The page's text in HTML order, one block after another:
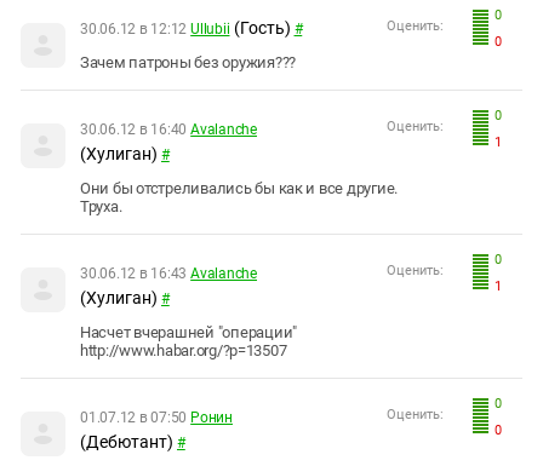
0
0
Оценить:
30.06.12 в 12:12 Ullubii (Гость) #
Зачем патроны без оружия???
0
1
Оценить:
30.06.12 в 16:40 Avalanche
(Хулиган) #
Они бы отстреливались бы как и все другие.
Труха.
0
1
Оценить:
30.06.12 в 16:43 Avalanche
(Хулиган) #
Насчет вчерашней "операции"
http://www.habar.org/?p=13507
0
0
Оценить:
01.07.12 в 07:50 Ронин
(Дебютант) #